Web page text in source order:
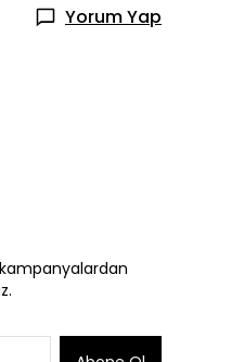
Yorum Yap